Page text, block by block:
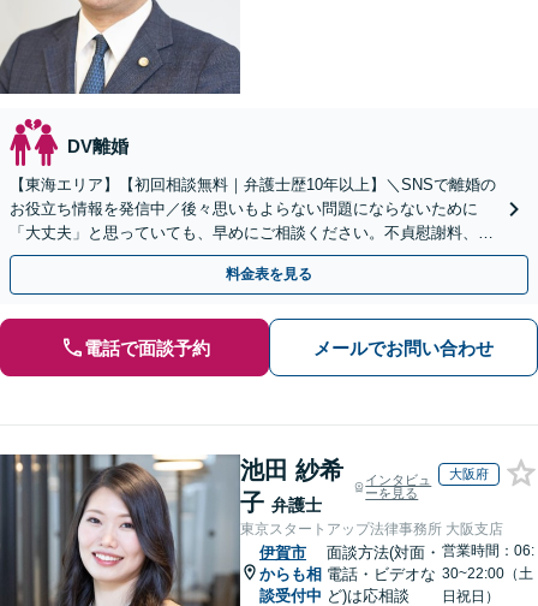
DV離婚
【東海エリア】【初回相談無料｜弁護士歴10年以上】＼SNSで離婚の
お役立ち情報を発信中／後々思いもよらない問題にならないために
「大丈夫」と思っていても、早めにご相談ください。不貞慰謝料、養
育費、財産分与、DV、モラハラなど【出張相談可】
料金表を見る
電話で面談予約 メールでお問い合わせ
池田 紗希
子 弁護士
インタビュ
ーを見る
大阪府
東京スタートアップ法律事務所 大阪支店
伊賀市
からも相
談受付中
面談方法(対面・
電話・ビデオな
ど)は応相談
営業時間：06:
30~22:00（土
日祝日）